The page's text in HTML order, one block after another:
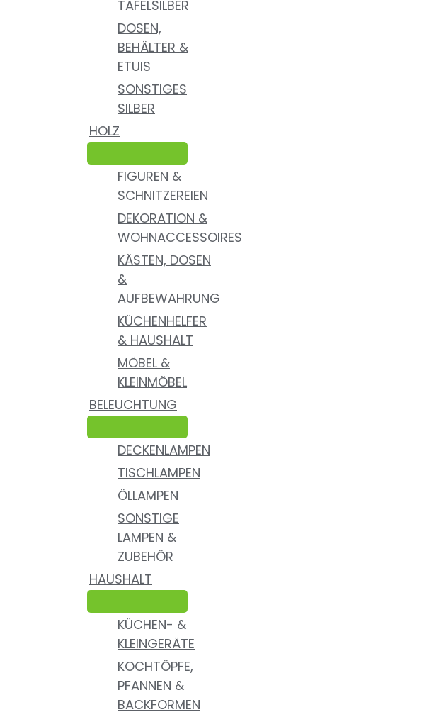
TAFELSILBER
DOSEN,
BEHÄLTER &
ETUIS
SONSTIGES
SILBER
HOLZ
FIGUREN &
SCHNITZEREIEN
DEKORATION &
WOHNACCESSOIRES
KÄSTEN, DOSEN
&
AUFBEWAHRUNG
KÜCHENHELFER
& HAUSHALT
MÖBEL &
KLEINMÖBEL
BELEUCHTUNG
DECKENLAMPEN
TISCHLAMPEN
ÖLLAMPEN
SONSTIGE
LAMPEN &
ZUBEHÖR
HAUSHALT
KÜCHEN- &
KLEINGERÄTE
KOCHTÖPFE,
PFANNEN &
BACKFORMEN